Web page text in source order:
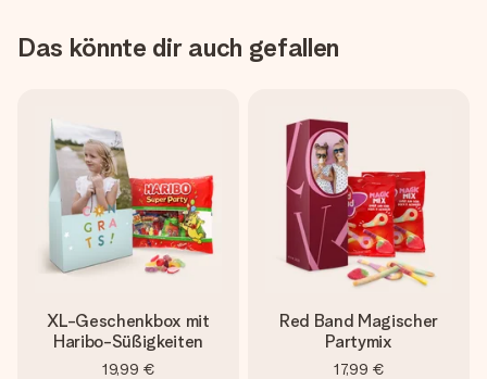
Das könnte dir auch gefallen
XL-Geschenkbox mit
Haribo-Süßigkeiten
19,99 €
Red Band Magischer
Partymix
17,99 €